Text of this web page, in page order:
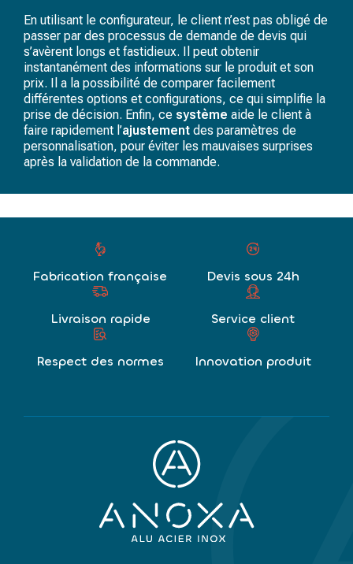
En utilisant le configurateur, le client n’est pas obligé de
passer par des processus de demande de devis qui
s’avèrent longs et fastidieux. Il peut obtenir
instantanément des informations sur le produit et son
prix. Il a la possibilité de comparer facilement
différentes options et configurations, ce qui simplifie la
prise de décision. Enfin, ce système aide le client à
faire rapidement l’ajustement des paramètres de
personnalisation, pour éviter les mauvaises surprises
après la validation de la commande.
Fabrication française Devis sous 24h
Livraison rapide Service client
Respect des normes Innovation produit